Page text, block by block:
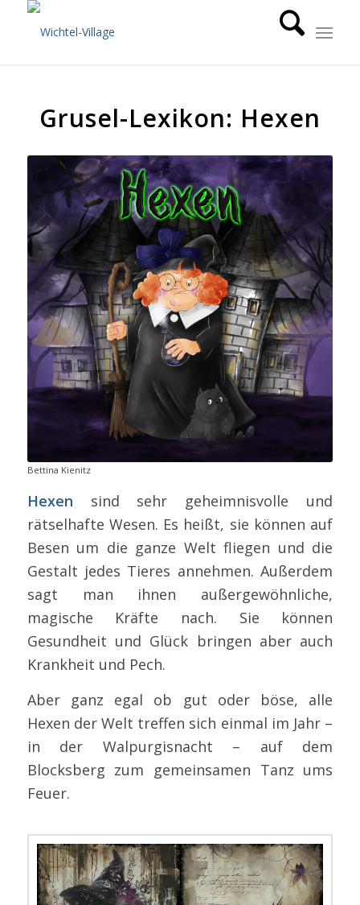
Grusel-Lexikon: Hexen
Bettina Kienitz
Hexen sind sehr geheimnisvolle und
rätselhafte Wesen. Es heißt, sie können auf
Besen um die ganze Welt fliegen und die
Gestalt jedes Tieres annehmen. Außerdem
sagt man ihnen außergewöhnliche,
magische Kräfte nach. Sie können
Gesundheit und Glück bringen aber auch
Krankheit und Pech.
Aber ganz egal ob gut oder böse, alle
Hexen der Welt treffen sich einmal im Jahr –
in der Walpurgisnacht – auf dem
Blocksberg zum gemeinsamen Tanz ums
Feuer.